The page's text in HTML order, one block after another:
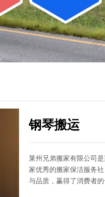
钢琴搬运
莱州兄弟搬家有限公司
家优秀的搬家保洁服务
与品质，赢得了消费者的